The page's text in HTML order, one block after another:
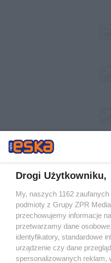
Żaden utwór zamieszczony w
rozpowszechniany lub dalej
tym także elektroniczny lub
eksploatacji w jakiejkolwiek formie,
Internecie bez pisemnej zgody
wykorzystanie utworów w całości
tzn. bez właściwej zgody, jest
ścigane prawnie.
Drogi Użytkowniku,
My, naszych 1162
podmioty z Grupy ZPR
przechowujemy informacje
przetwarzamy dane
identyfikatory, standardowe
urządzenie czy dane
spersonalizowanych reklam,